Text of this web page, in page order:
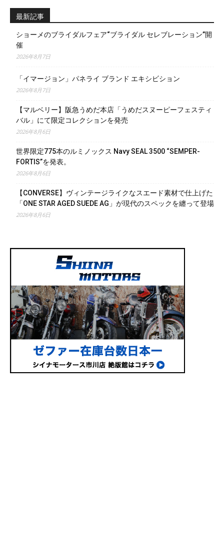
最新記事
ショーメのブライダルフェア“ブライダル セレブレーション”開
催
2026年8月7日
「イマージョン」パネライ ブランド エキシビション
2026年8月7日
【マルベリー】阪急うめだ本店「うめだスヌーピーフェスティ
バル」にて限定コレクションを発売
2026年8月6日
世界限定775本のルミノックス Navy SEAL 3500 “SEMPER-
FORTIS”を発表。
2026年8月6日
【CONVERSE】ヴィンテージライクなスエード素材で仕上げた
「ONE STAR AGED SUEDE AG」が現代のスペックを纏って登場
2026年8月6日